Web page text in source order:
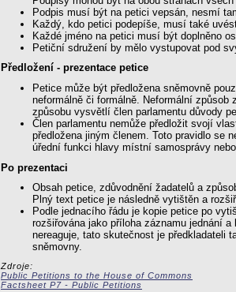
Podpis musí být na petici vepsán, nesmí
Každý, kdo petici podepíše, musí také
Každé jméno na petici musí být doplněno
Petiční sdružení by mělo vystupovat pod
Předložení - prezentace petice
Petice může být předložena sněmovně
neformálně či formálně. Neformální
způsobu vysvětlí člen parlamentu důvody
Člen parlamentu nemůže předložit svojí
předložena jiným členem. Toto pravidlo se
úřední funkci hlavy místní samosprávy
Po prezentaci
Obsah petice, zdůvodnění žadatelů a
Plný text petice je následně vytištěn a
Podle jednacího řádu je kopie petice po
rozšiřována jako příloha záznamu jednání
nereaguje, tato skutečnost je předkladateli
sněmovny.
Zdroje:
Public Petitions to the House of Commons
Factsheet P7 - Public Petitions